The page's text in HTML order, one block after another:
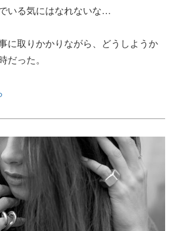
いる気にはなれないな…
に取りかかりながら、どうしようか
だった。